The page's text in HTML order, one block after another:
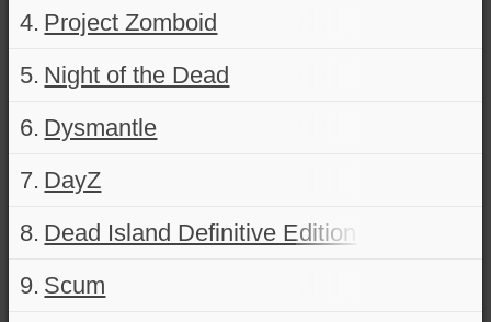
Project Zomboid
Night of the Dead
Dysmantle
DayZ
Dead Island Definitive Edition
Scum